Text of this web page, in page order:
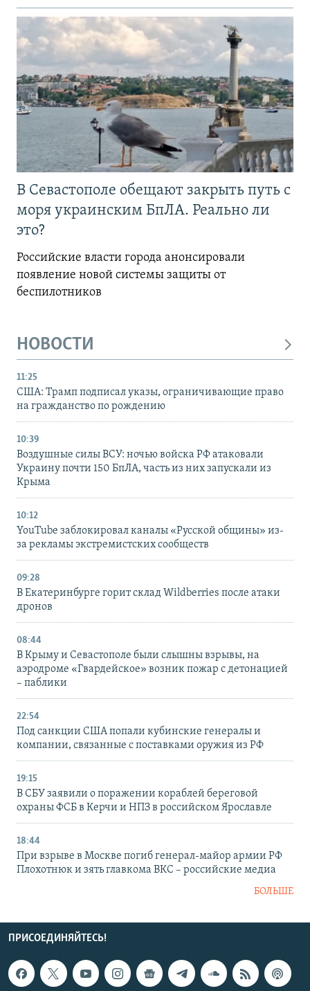
В Севастополе обещают закрыть путь с
моря украинским БпЛА. Реально ли
это?
Российские власти города анонсировали
появление новой системы защиты от
беспилотников
НОВОСТИ
11:25
США: Трамп подписал указы, ограничивающие право
на гражданство по рождению
10:39
Воздушные силы ВСУ: ночью войска РФ атаковали
Украину почти 150 БпЛА, часть из них запускали из
Крыма
10:12
YouTube заблокировал каналы «Русской общины» из-
за рекламы экстремистских сообществ
09:28
В Екатеринбурге горит склад Wildberries после атаки
дронов
08:44
В Крыму и Севастополе были слышны взрывы, на
аэродроме «Гвардейское» возник пожар с детонацией
– паблики
22:54
Под санкции США попали кубинские генералы и
компании, связанные с поставками оружия из РФ
19:15
В СБУ заявили о поражении кораблей береговой
охраны ФСБ в Керчи и НПЗ в российском Ярославле
18:44
При взрыве в Москве погиб генерал-майор армии РФ
Плохотнюк и зять главкома ВКС – российские медиа
БОЛЬШЕ
ПРИСОЕДИНЯЙТЕСЬ!